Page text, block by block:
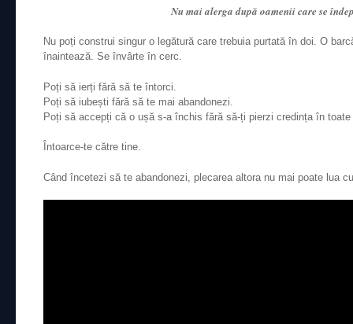
Nu mai alerga după oamenii care se
Nu poți construi singur o legătură care trebuia purtată în doi. O
înaintează. Se învârte în cerc.
Poți să ierți fără să te întorci.
Poți să iubești fără să te mai abandonezi.
Poți să accepți că o ușă s-a închis fără să-ți pierzi credința în
Întoarce-te către tine.
Când încetezi să te abandonezi, plecarea altora nu mai poate lua